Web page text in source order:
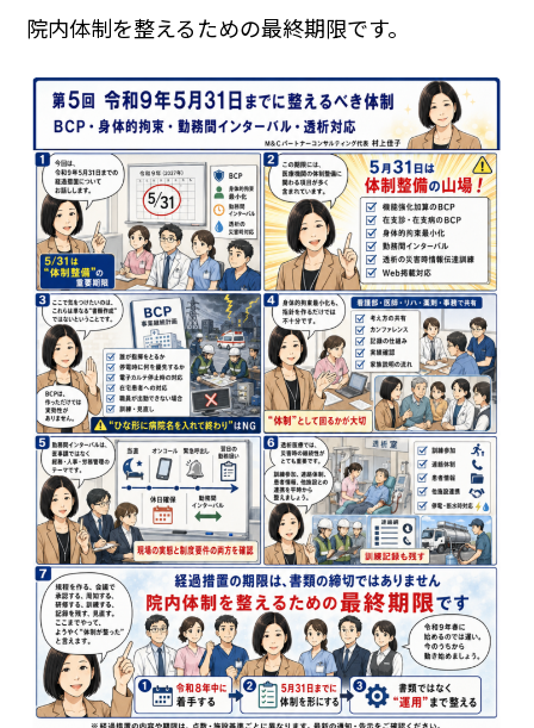
院内体制を整えるための最終期限です。